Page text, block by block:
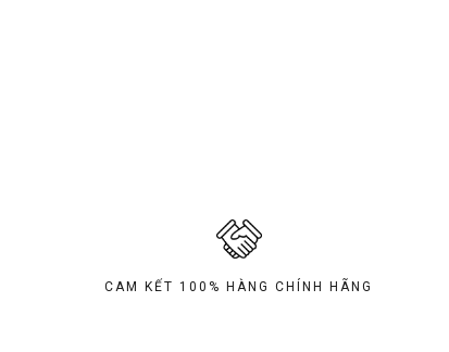
CAM KẾT 100% HÀNG CHÍNH HÃNG